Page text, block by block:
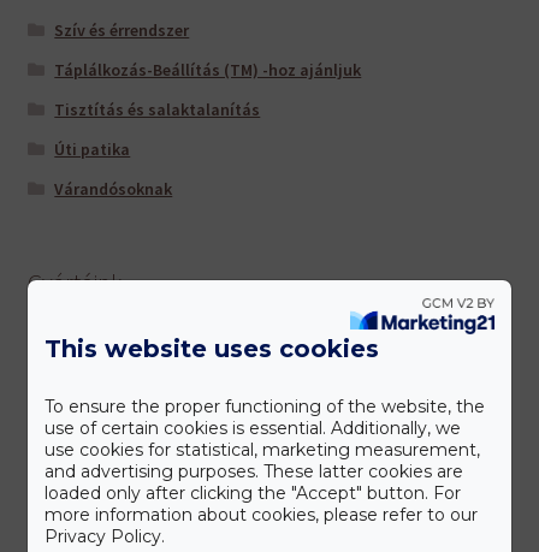
Szív és érrendszer
Táplálkozás-Beállítás (TM) -hoz ajánljuk
Tisztítás és salaktalanítás
Úti patika
Várandósoknak
Gyártóink
This website uses cookies
To ensure the proper functioning of the website, the
use of certain cookies is essential. Additionally, we
use cookies for statistical, marketing measurement,
and advertising purposes. These latter cookies are
loaded only after clicking the "Accept" button. For
more information about cookies, please refer to our
Privacy Policy.